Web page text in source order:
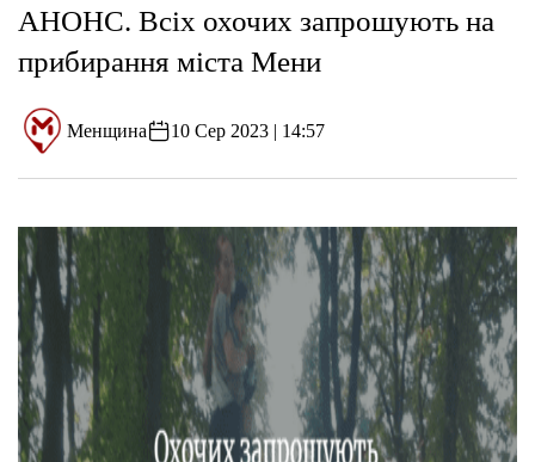
АНОНС. Всіх охочих запрошують на
прибирання міста Мени
Менщина 10 Сер 2023 | 14:57